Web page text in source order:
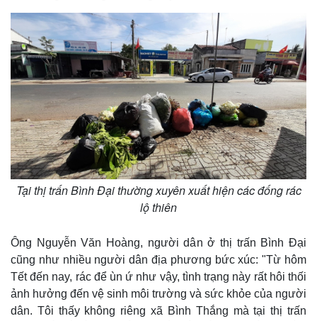
Kinh tế
Bất động sản
Khởi nghiệp
Thị trường
Giá vàng
Tiêu dùng
Tỷ giá
Chứng khoán
Giá cà phê
Tại thị trấn Bình Đại thường xuyên xuất hiện các đống rác
lộ thiên
Ông Nguyễn Văn Hoàng, người dân ở thị trấn Bình Đại
cũng như nhiều người dân địa phương bức xúc: "Từ hôm
Tết đến nay, rác để ùn ứ như vậy, tình trạng này rất hôi thối
ảnh hưởng đến vệ sinh môi trường và sức khỏe của người
dân. Tôi thấy không riêng xã Bình Thắng mà tại thị trấn